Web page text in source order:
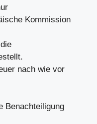
Kommission
nach wie vor
Benachteiligung